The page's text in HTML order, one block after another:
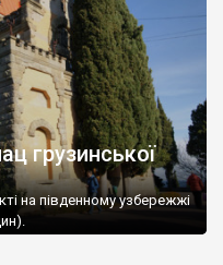
грузинської
на південному узбережжі